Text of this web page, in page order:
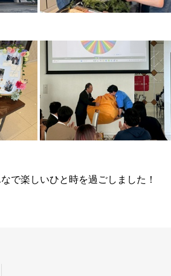
で楽しいひと時を過ごしました！